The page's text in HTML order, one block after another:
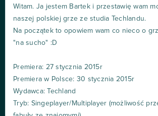
Witam. Ja jestem Bartek i przestawię wam
naszej polskiej grze ze studia Techlandu.
Na początek to opowiem wam co nieco o
"na sucho" :D
Premiera: 27 stycznia 2015r
Premiera w Polsce: 30 stycznia 2015r
Wydawca: Techland
Tryb: Singeplayer/Multiplayer (możliwość